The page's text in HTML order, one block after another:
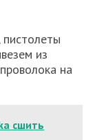
из
нa
сшить